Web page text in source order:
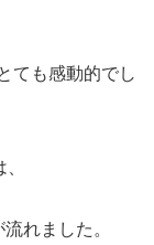
ても感動的でし
れました。